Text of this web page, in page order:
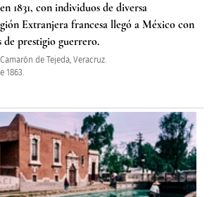
1831, con individuos de diversa
Extranjera francesa llegó a México con
de prestigio guerrero.
de Tejeda, Veracruz.
1863.